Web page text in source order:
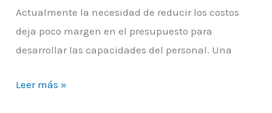
Actualmente la necesidad de reducir los costos
deja poco margen en el presupuesto para
desarrollar las capacidades del personal. Una
directivos
para
el
Leer más »